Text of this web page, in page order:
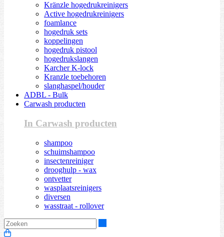
Kränzle hogedrukreinigers
Active hogedrukreinigers
foamlance
hogedruk sets
koppelingen
hogedruk pistool
hogedrukslangen
Karcher K-lock
Kranzle toebehoren
slanghaspel/houder
ADBL - Bulk
Carwash producten
In Carwash producten
shampoo
schuimshampoo
insectenreiniger
drooghulp - wax
ontvetter
wasplaatsreinigers
diversen
wasstraat - rollover